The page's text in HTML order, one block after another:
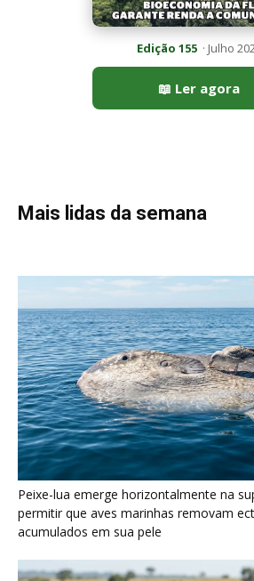
Edição 155· Julho
📖 Ler agora
Mais lidas da semana
Peixe-lua emerge horizontalmente na
permitir que aves marinhas removam
acumulados em sua pele